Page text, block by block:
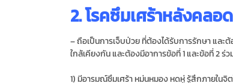
2. โรคซึมเศร้าหลังคล
– ถือเป็นการเจ็บป่วย ที่ต้องได้รับการรักษา และ
ใกล้เคียงกัน และต้องมีอาการข้อที่ 1 และข้อที่ 2 ร่
1) มีอารมณ์ซึมเศร้า หม่นหมอง หดหู่ รู้สึกภายในจิ